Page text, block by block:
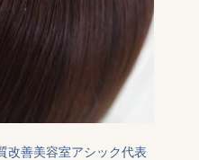
改善美容室アシック代表